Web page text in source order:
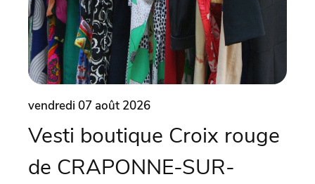
vendredi 07 août 2026
Vesti boutique Croix rouge
de CRAPONNE-SUR-